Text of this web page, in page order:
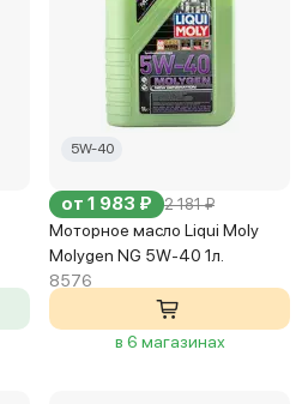
5W-40
от 1 983 ₽ 2 181 ₽
Моторное масло Liqui Moly
Molygen NG 5W-40 1л.
8576
в 6 магазинах